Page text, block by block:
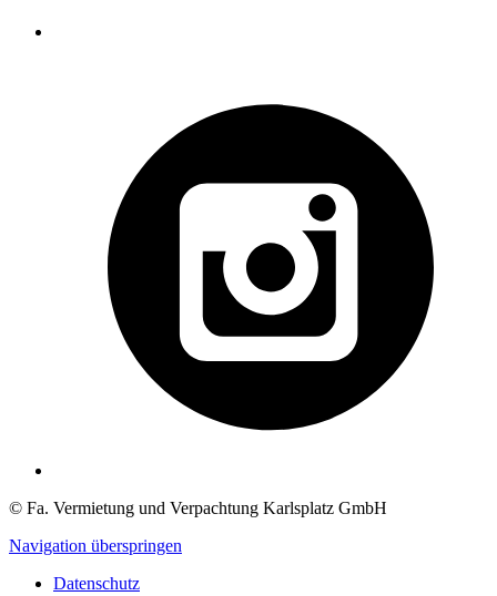
© Fa. Vermietung und Verpachtung Karlsplatz GmbH
Navigation überspringen
Datenschutz